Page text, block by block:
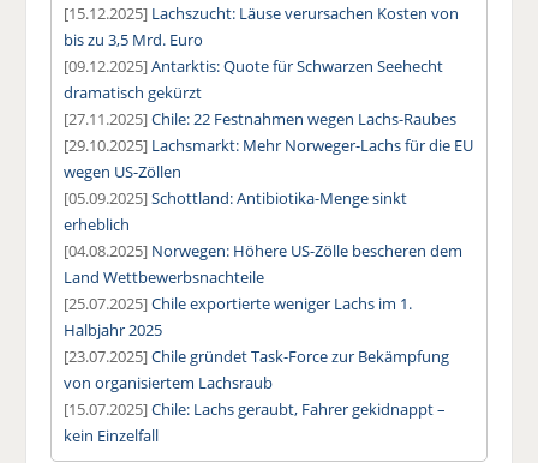
[15.12.2025] Lachszucht: Läuse verursachen Kosten von
bis zu 3,5 Mrd. Euro
[09.12.2025]Antarktis: Quote für Schwarzen Seehecht
dramatisch gekürzt
[27.11.2025]Chile: 22 Festnahmen wegen Lachs-Raubes
[29.10.2025] Lachsmarkt: Mehr Norweger-Lachs für die EU
wegen US-Zöllen
[05.09.2025]Schottland: Antibiotika-Menge sinkt
erheblich
[04.08.2025] Norwegen: Höhere US-Zölle bescheren dem
Land Wettbewerbsnachteile
[25.07.2025]Chile exportierte weniger Lachs im 1.
Halbjahr 2025
[23.07.2025]Chile gründet Task-Force zur Bekämpfung
von organisiertem Lachsraub
[15.07.2025]Chile: Lachs geraubt, Fahrer gekidnappt –
kein Einzelfall